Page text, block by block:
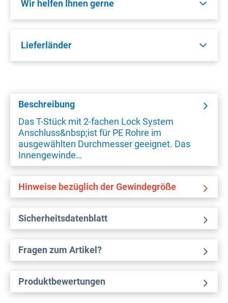
Wir helfen Ihnen gerne
Lieferländer
Beschreibung
Das T-Stück mit 2-fachen Lock System
Anschluss&nbsp;ist für PE Rohre im
ausgewählten Durchmesser geeignet. Das
Innengewinde…
Hinweise bezüglich der Gewindegröße
Sicherheitsdatenblatt
Fragen zum Artikel?
Produktbewertungen